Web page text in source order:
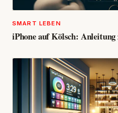
SMART LEBEN
iPhone auf Kölsch: